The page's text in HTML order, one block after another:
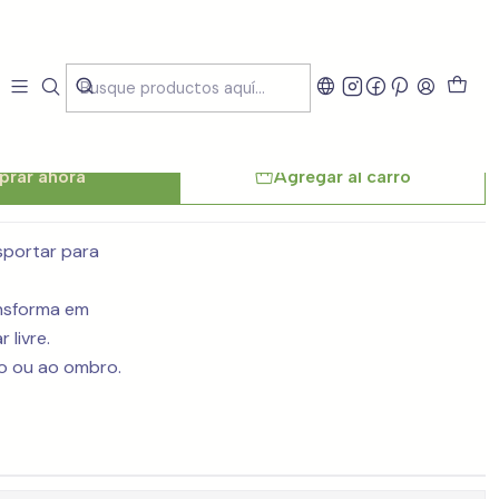
Canvas Verde
Agregar al carro
ahora
para
em
livre.
ou ao ombro.